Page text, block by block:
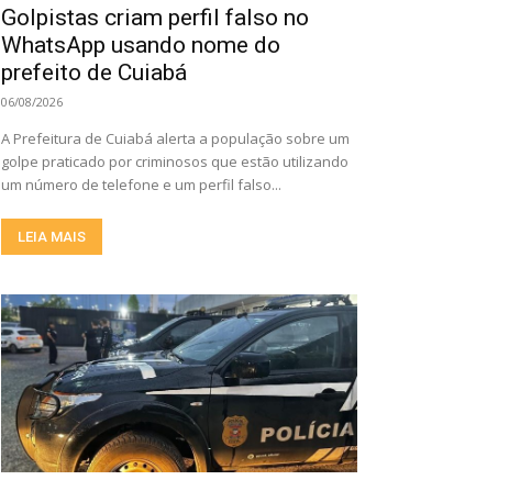
Golpistas criam perfil falso no
WhatsApp usando nome do
prefeito de Cuiabá
06/08/2026
A Prefeitura de Cuiabá alerta a população sobre um
golpe praticado por criminosos que estão utilizando
um número de telefone e um perfil falso...
LEIA MAIS